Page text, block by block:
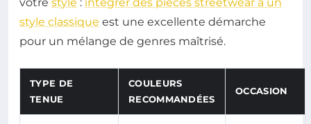
style classique est une excellente démarche
pour un mélange de genres maîtrisé.
TYPE DE
TENUE
COULEURS
RECOMMANDÉES
OCCASION